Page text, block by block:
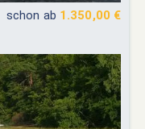
schon ab 1.350,00 €